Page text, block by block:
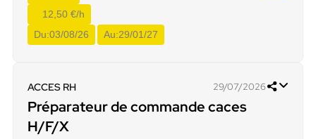
12,50 €/h
Du:03/08/26 Au:29/01/27
ACCES RH 29/07/2026
Préparateur de commande caces
H/F/X